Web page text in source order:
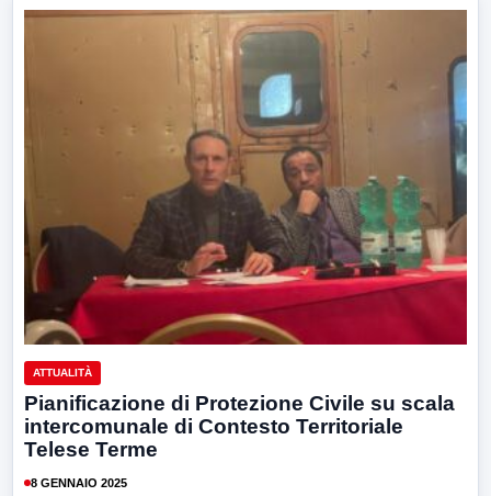
ATTUALITÀ
Pianificazione di Protezione Civile su scala
intercomunale di Contesto Territoriale
Telese Terme
8 GENNAIO 2025